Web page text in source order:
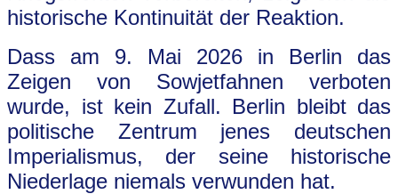
historische Kontinuität der Reaktion.
Dass am 9. Mai 2026 in Berlin das
Zeigen von Sowjetfahnen verboten
wurde, ist kein Zufall. Berlin bleibt das
politische Zentrum jenes deutschen
Imperialismus, der seine historische
Niederlage niemals verwunden hat.